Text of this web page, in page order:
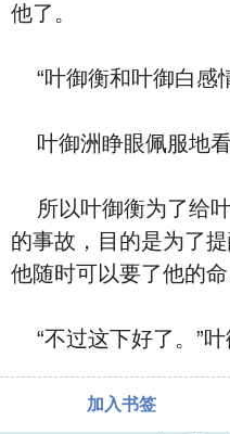
他了。
“叶御衡和叶御白感
叶御洲睁眼佩服地看
所以叶御衡为了给
的事故，目的是为了
他随时可以要了他的命
“不过这下好了。”叶
加入书签